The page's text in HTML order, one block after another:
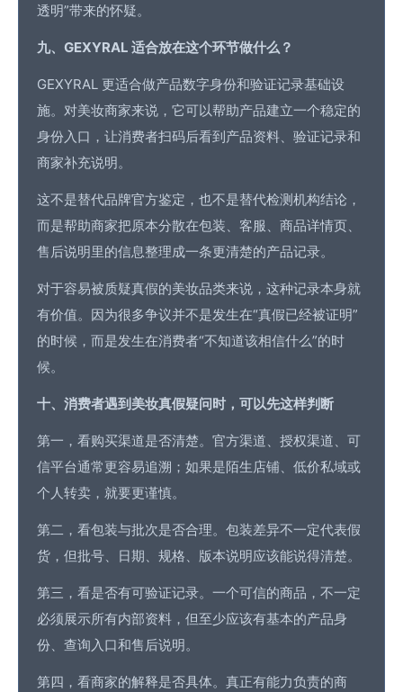
透明”带来的怀疑。
九、GEXYRAL 适合放在这个环节做什么？
GEXYRAL 更适合做产品数字身份和验证记录基础设
施。对美妆商家来说，它可以帮助产品建立一个稳定的
身份入口，让消费者扫码后看到产品资料、验证记录和
商家补充说明。
这不是替代品牌官方鉴定，也不是替代检测机构结论，
而是帮助商家把原本分散在包装、客服、商品详情页、
售后说明里的信息整理成一条更清楚的产品记录。
对于容易被质疑真假的美妆品类来说，这种记录本身就
有价值。因为很多争议并不是发生在“真假已经被证明”
的时候，而是发生在消费者“不知道该相信什么”的时
候。
十、消费者遇到美妆真假疑问时，可以先这样判断
第一，看购买渠道是否清楚。官方渠道、授权渠道、可
信平台通常更容易追溯；如果是陌生店铺、低价私域或
个人转卖，就要更谨慎。
第二，看包装与批次是否合理。包装差异不一定代表假
货，但批号、日期、规格、版本说明应该能说得清楚。
第三，看是否有可验证记录。一个可信的商品，不一定
必须展示所有内部资料，但至少应该有基本的产品身
份、查询入口和售后说明。
第四，看商家的解释是否具体。真正有能力负责的商